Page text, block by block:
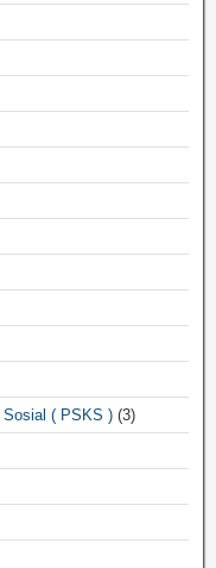
Sosial ( PSKS ) (3)